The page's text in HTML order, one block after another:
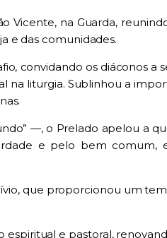
Vicente, na Guarda,
e das comunidades.
convidando os diáconos
na liturgia. Sublinhou a
—, o Prelado apelou a
e pelo bem comum,
que proporcionou um
e pastoral,